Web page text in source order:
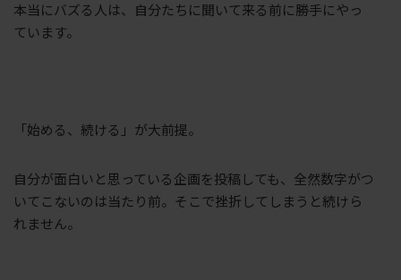
本当にバズる人は、自分たちに聞いて来る前に勝手にやっ
ています。
「始める、続ける」が大前提。
自分が面白いと思っている企画を投稿しても、全然数字がつ
いてこないのは当たり前。そこで挫折してしまうと続けら
れません。